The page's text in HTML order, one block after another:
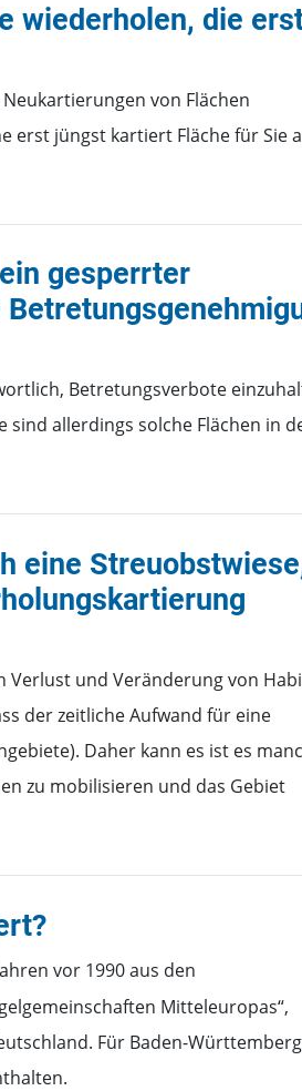
wiederholen, die
von Flächen
erst jüngst kartiert Fläche für Sie
gesperrter
Betretungsverbote
sind allerdings solche Flächen in
eine
Verlust und Veränderung von
der zeitliche Aufwand für eine
Daher kann es ist es
zu mobilisieren und das Gebiet
vor 1990 aus den
Mitteleuropas“,
Für Baden-